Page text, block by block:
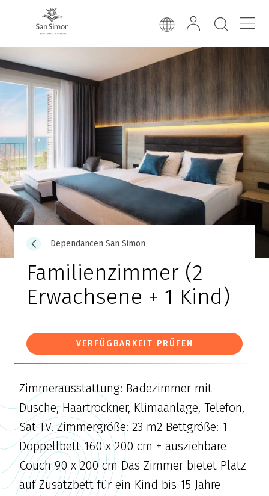
Dependancen San Simon
Familienzimmer (2
Erwachsene + 1 Kind)
VERFÜGBARKEIT PRÜFEN
Zimmerausstattung: Badezimmer mit
Dusche, Haartrockner, Klimaanlage, Telefon,
Sat-TV. Zimmergröße: 23 m2 Bettgröße: 1
Doppellbett 160 x 200 cm + ausziehbare
Couch 90 x 200 cm Das Zimmer bietet Platz
auf Zusatzbett für ein Kind bis 15 Jahre